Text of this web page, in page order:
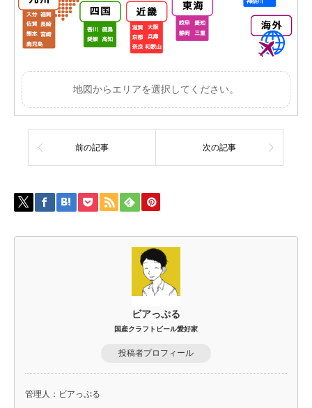
地図からエリアを選択してください。
前の記事 次の記事
ビアっぷる
国産クラフトビール愛好家
投稿者プロフィール
管理人：ビアっぷる